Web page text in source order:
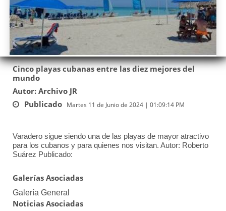
Cinco playas cubanas entre las diez mejores del
mundo
Autor: Archivo JR
Publicado Martes 11 de Junio de 2024 | 01:09:14 PM
Varadero sigue siendo una de las playas de mayor atractivo
para los cubanos y para quienes nos visitan. Autor: Roberto
Suárez Publicado:
Galerías Asociadas
Galería General
Noticias Asociadas